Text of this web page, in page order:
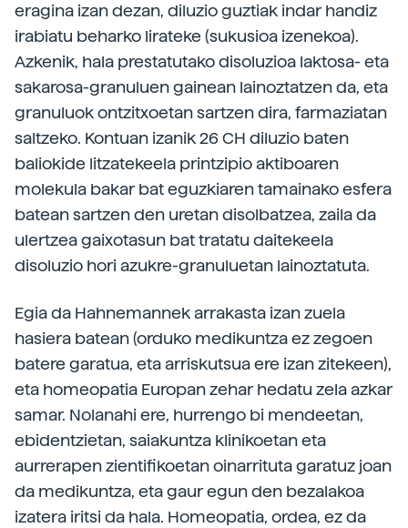
eragina izan dezan, diluzio guztiak indar handiz
irabiatu beharko lirateke (sukusioa izenekoa).
Azkenik, hala prestatutako disoluzioa laktosa- eta
sakarosa-granuluen gainean lainoztatzen da, eta
granuluok ontzitxoetan sartzen dira, farmaziatan
saltzeko. Kontuan izanik 26 CH diluzio baten
baliokide litzatekeela printzipio aktiboaren
molekula bakar bat eguzkiaren tamainako esfera
batean sartzen den uretan disolbatzea, zaila da
ulertzea gaixotasun bat tratatu daitekeela
disoluzio hori azukre-granuluetan lainoztatuta.
Egia da Hahnemannek arrakasta izan zuela
hasiera batean (orduko medikuntza ez zegoen
batere garatua, eta arriskutsua ere izan zitekeen),
eta homeopatia Europan zehar hedatu zela azkar
samar. Nolanahi ere, hurrengo bi mendeetan,
ebidentzietan, saiakuntza klinikoetan eta
aurrerapen zientifikoetan oinarrituta garatuz joan
da medikuntza, eta gaur egun den bezalakoa
izatera iritsi da hala. Homeopatia, ordea, ez da